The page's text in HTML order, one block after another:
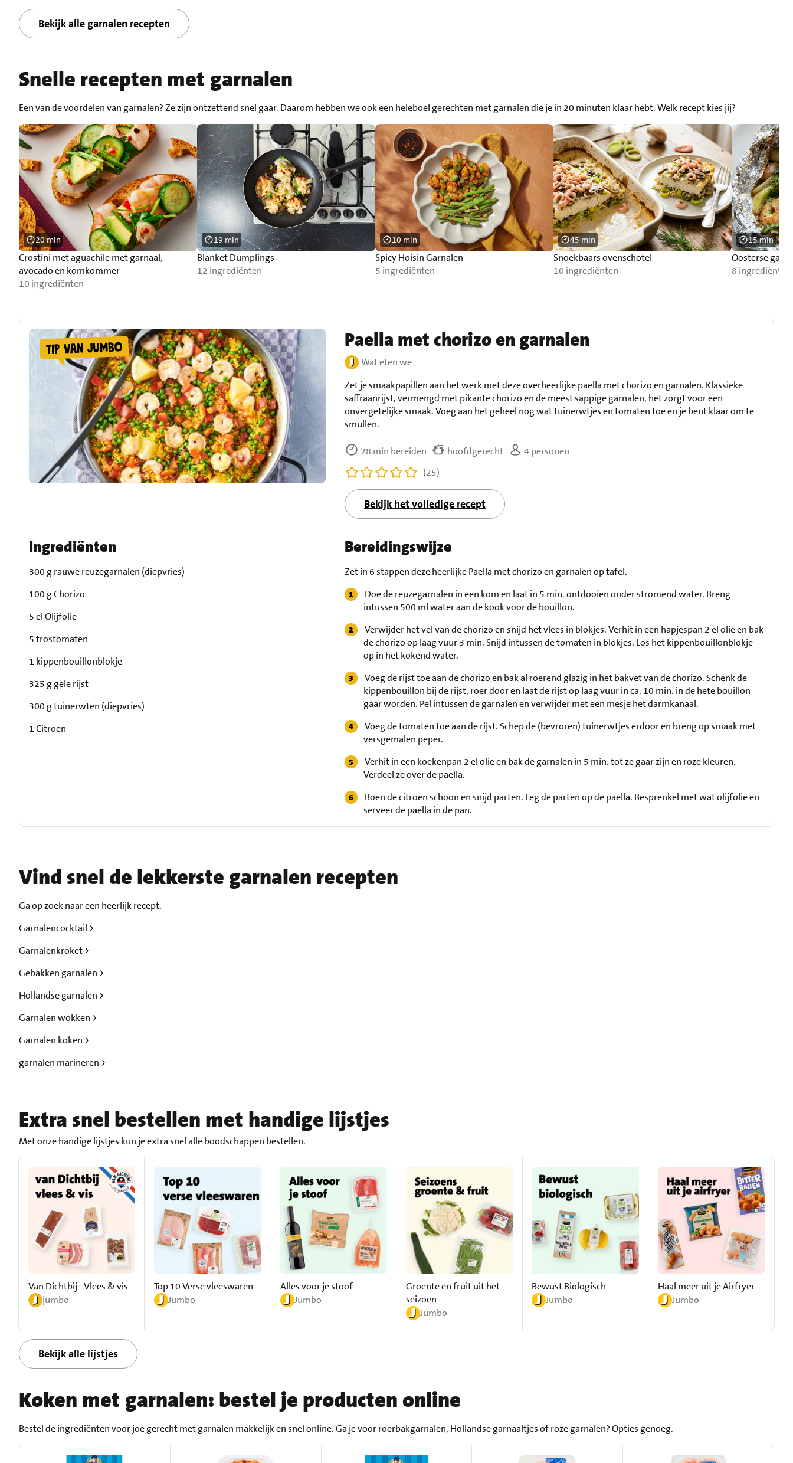
Bekijk alle garnalen recepten
Snelle recepten met garnalen
Een van de voordelen van garnalen? Ze zijn ontzettend snel gaar. Daarom hebben we ook een heleboel gerechten met garnalen die je in 20 minuten klaar hebt. Welk recept kies jij?
Crostini met aguachile met garnaal,
avocado en komkommer
10 ingrediënten
20 min
Blanket Dumplings
12 ingrediënten
19 min
Spicy Hoisin Garnalen
5 ingrediënten
10 min
Snoekbaars ovenschotel
10 ingrediënten
45 min
Oosterse
8 ingrediënten
15 min
Paella met chorizo en garnalen
Wat eten we
Zet je smaakpapillen aan het werk met deze overheerlijke paella met chorizo en garnalen. Klassieke
saffraanrijst, vermengd met pikante chorizo en de meest sappige garnalen, het zorgt voor een
onvergetelijke smaak. Voeg aan het geheel nog wat tuinerwtjes en tomaten toe en je bent klaar om te
smullen.
28 min bereiden hoofdgerecht
4 personen
(25)
Bekijk het volledige recept
Ingrediënten
300 g rauwe reuzegarnalen (diepvries)
100 g Chorizo
5 el Olijfolie
5 trostomaten
1 kippenbouillonblokje
325 g gele rijst
300 g tuinerwten (diepvries)
1 Citroen
Bereidingswijze
Zet in 6 stappen deze heerlijke Paella met chorizo en garnalen op tafel.
Doe de reuzegarnalen in een kom en laat in 5 min. ontdooien onder stromend water. Breng
intussen 500 ml water aan de kook voor de bouillon.
Verwijder het vel van de chorizo en snijd het vlees in blokjes. Verhit in een hapjespan 2 el olie en bak
de chorizo op laag vuur 3 min. Snijd intussen de tomaten in blokjes. Los het kippenbouillonblokje
op in het kokend water.
Voeg de rijst toe aan de chorizo en bak al roerend glazig in het bakvet van de chorizo. Schenk de
kippenbouillon bij de rijst, roer door en laat de rijst op laag vuur in ca. 10 min. in de hete bouillon
gaar worden. Pel intussen de garnalen en verwijder met een mesje het darmkanaal.
Voeg de tomaten toe aan de rijst. Schep de (bevroren) tuinerwtjes erdoor en breng op smaak met
versgemalen peper.
Verhit in een koekenpan 2 el olie en bak de garnalen in 5 min. tot ze gaar zijn en roze kleuren.
Verdeel ze over de paella.
Boen de citroen schoon en snijd parten. Leg de parten op de paella. Besprenkel met wat olijfolie en
serveer de paella in de pan.
Vind snel de lekkerste garnalen recepten
Ga op zoek naar een heerlijk recept.
Garnalencocktail
Garnalenkroket
Gebakken garnalen
Hollandse garnalen
Garnalen wokken
Garnalen koken
garnalen marineren
Extra snel bestellen met handige lijstjes
Met onzehandige lijstjes kun je extra snel alleboodschappen bestellen.
Van Dichtbij - Vlees & vis
jumbo
Top 10 Verse vleeswaren
Jumbo
Alles voor je stoof
Jumbo
Groente en fruit uit het
seizoen
Jumbo
Bewust Biologisch
Jumbo
Haal meer uit je Airfryer
Jumbo
Bekijk alle lijstjes
Koken met garnalen: bestel je producten online
Bestel de ingrediënten voor joe gerecht met garnalen makkelijk en snel online. Ga je voor roerbakgarnalen, Hollandse garnaaltjes of roze garnalen? Opties genoeg.